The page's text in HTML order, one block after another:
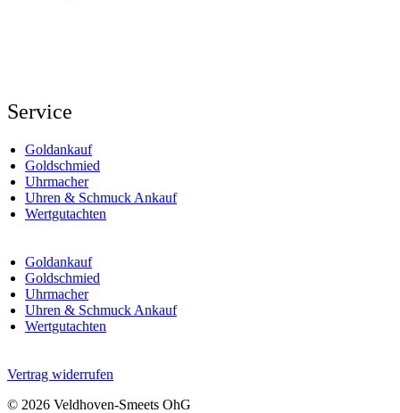
Service
Goldankauf
Goldschmied
Uhrmacher
Uhren & Schmuck Ankauf
Wertgutachten
Goldankauf
Goldschmied
Uhrmacher
Uhren & Schmuck Ankauf
Wertgutachten
Vertrag widerrufen
© 2026 Veldhoven-Smeets OhG